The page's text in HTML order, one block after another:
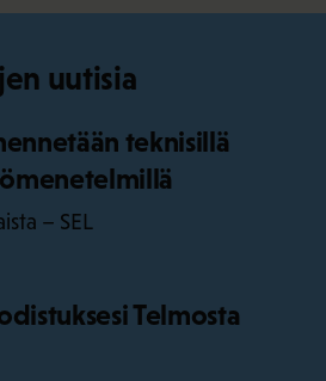
uutisia
teknisillä
– SEL
Telmosta